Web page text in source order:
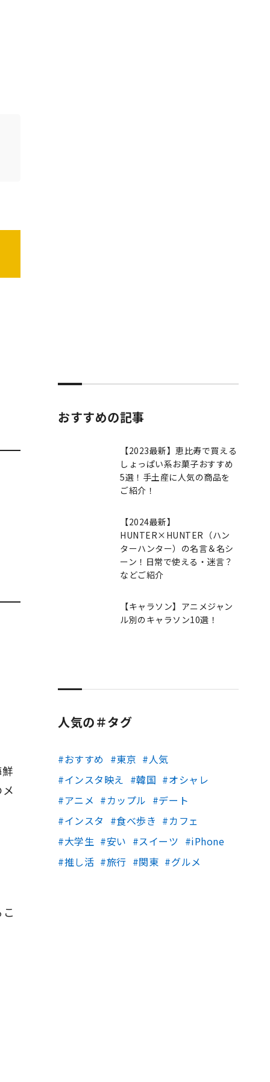
おすすめの記事
【2023最新】恵比寿で買える
しょっぱい系お菓子おすすめ
5選！手土産に人気の商品を
ご紹介！
【2024最新】
HUNTER×HUNTER（ハン
ターハンター）の名言＆名シ
ーン！日常で使える・迷言？
などご紹介
【キャラソン】アニメジャン
ル別のキャラソン10選！
人気の＃タグ
おすすめ 東京
人気
インスタ映え
韓国
オシャレ
アニメ
カップル
デート
インスタ
食べ歩き
カフェ
大学生
安い スイーツ
iPhone
推し活
旅行 関東 グルメ